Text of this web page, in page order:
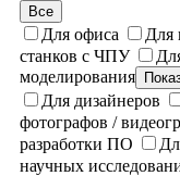
Все
Для офиса Для
станков с ЧПУ
моделирования
Для дизайнеров
фотографов /
разработки ПО
научных